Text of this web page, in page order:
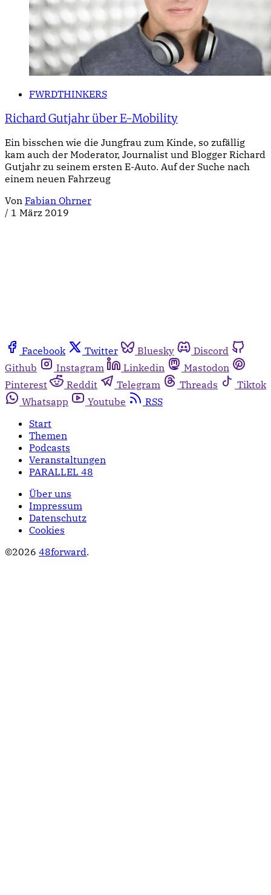
FWRDTHINKERS
Richard Gutjahr über E-Mobility
Ein bisschen wie die Jungfrau zum Kinde, so zufällig
kam auch der Moderator, Journalist und Blogger Richard
Gutjahr zu seinem ersten E-Auto. Auf der Suche nach
einem neuen Fahrzeug
Von Fabian Ohrner
/ 1 März 2019
Facebook Twitter Bluesky
Discord
Github
Instagram Linkedin
Mastodon
Pinterest
Reddit Telegram Threads
Tiktok
Whatsapp
Youtube
RSS
Start
Themen
Podcasts
Veranstaltungen
PARALLEL 48
Über uns
Impressum
Datenschutz
Cookies
©2026 48forward.